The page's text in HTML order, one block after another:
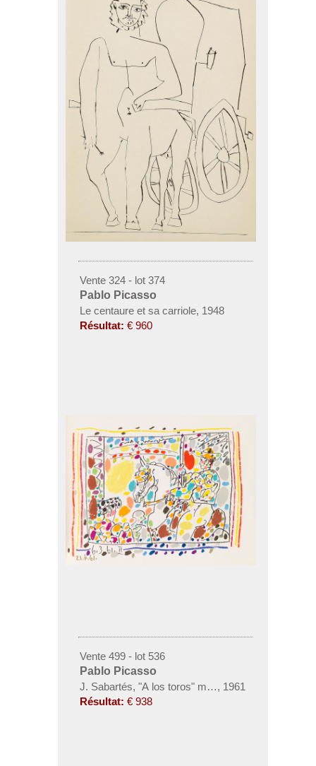
Vente 324 - lot 374
Pablo Picasso
Le centaure et sa carriole, 1948
Résultat: € 960
Vente 499 - lot 536
Pablo Picasso
J. Sabartés, "A los toros" mit Picasso
, 1961
Résultat: € 938